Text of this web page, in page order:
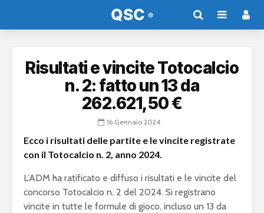
Risultati e vincite Totocalcio
n. 2: fatto un 13 da
262.621,50 €
16 Gennaio 2024
Ecco i risultati delle partite e le vincite registrate
con il Totocalcio n. 2, anno 2024.
L’ADM ha ratificato e diffuso i risultati e le vincite del
concorso Totocalcio n. 2 del 2024. Si registrano
vincite in tutte le formule di gioco, incluso un 13 da